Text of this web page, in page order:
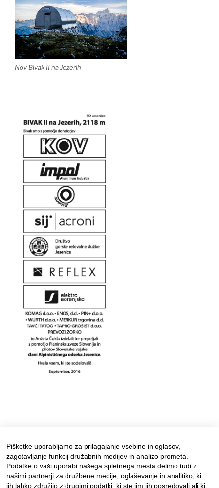
Nov Bivak II na Jezerih
Piškotke uporabljamo za prilagajanje vsebine in oglasov,
zagotavljanje funkcij družabnih medijev in analizo prometa.
Podatke o vaši uporabi našega spletnega mesta delimo tudi z
našimi partnerji za družbene medije, oglaševanje in analitiko, ki
jih lahko združijo z drugimi podatki, ki ste jim jih posredovali ali ki